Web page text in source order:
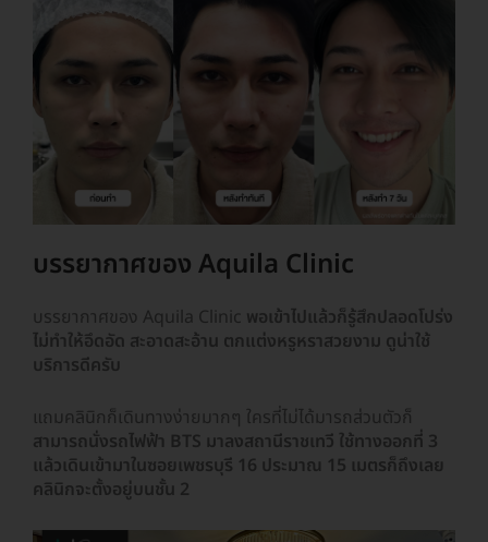
บรรยากาศของ Aquila Clinic
บรรยากาศของ Aquila Clinic พอเข้าไปแล้วก็รู้สึกปลอดโปร่ง
ไม่ทำให้อึดอัด สะอาดสะอ้าน ตกแต่งหรูหราสวยงาม ดูน่าใช้
บริการดีครับ
แถมคลินิกก็เดินทางง่ายมากๆ ใครที่ไม่ได้มารถส่วนตัวก็
สามารถนั่งรถไฟฟ้า BTS มาลงสถานีราชเทวี ใช้ทางออกที่ 3
แล้วเดินเข้ามาในซอยเพชรบุรี 16 ประมาณ 15 เมตรก็ถึงเลย
คลินิกจะตั้งอยู่บนชั้น 2